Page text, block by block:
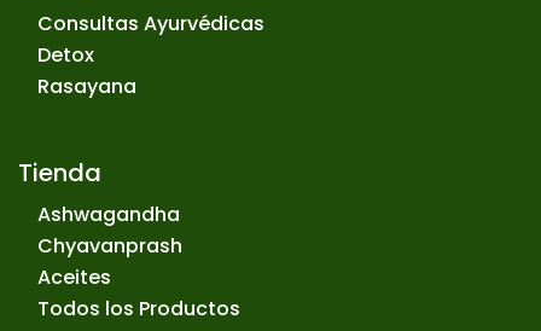
Consultas Ayurvédicas
Detox
Rasayana
Tienda
Ashwagandha
Chyavanprash
Aceites
Todos los Productos